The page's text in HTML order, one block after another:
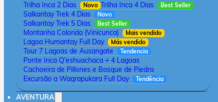
Trilha Inca 2 Dias
Novo Trilha Inca 4 Dias Best Seller
Salkantay Trek 4 Dias Novo
Salkantay Trek 5 Dias Best Seller
Montanha Colorida (Vinicunca) Mais vendido
Lagoa Humantay Full Day Más vendido
Tour 7 Lagoas de Ausangate Tendencia
Ponte Inca Q'eshuachaca + 4 Lagoas
Cachoeira de Pillones e Bosque de Piedra
Excursão a Waqrapukara Full Day
Tendência
AVENTURA